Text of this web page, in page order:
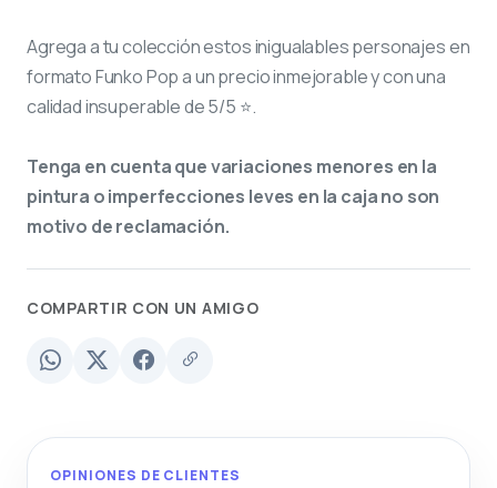
Agrega a tu colección estos inigualables personajes en
formato Funko Pop a un precio inmejorable y con una
calidad insuperable de 5/5 ⭐.
Tenga en cuenta que variaciones menores en la
pintura o imperfecciones leves en la caja no son
motivo de reclamación.
COMPARTIR CON UN AMIGO
OPINIONES DE CLIENTES